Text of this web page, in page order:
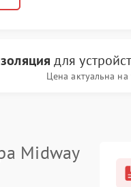
для
Цена актуальна
Midway